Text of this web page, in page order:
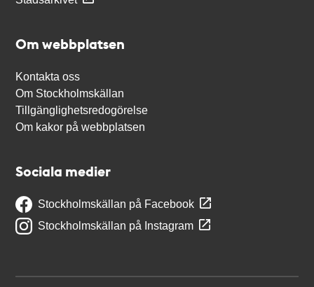
Om webbplatsen
Kontakta oss
Om Stockholmskällan
Tillgänglighetsredogörelse
Om kakor på webbplatsen
Sociala medier
Stockholmskällan på Facebook
Stockholmskällan på Instagram